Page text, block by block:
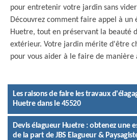
pour entretenir votre jardin sans
Découvrez comment faire appel à un
Huetre, tout en préservant la beauté
extérieur. Votre jardin mérite d'être
pour vous aider à le faire de manière
Les raisons de faire les travaux
Huetre dans le 45520
Devis élagueur Huetre : obtenez une
de la part de JBS Elagueur &